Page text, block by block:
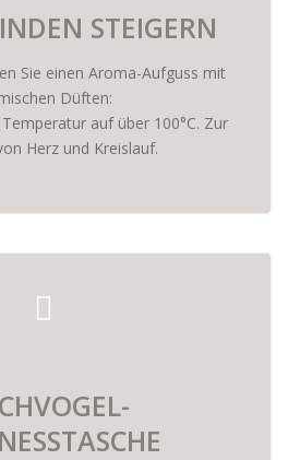
STEIGERN
Sie einen Aroma-Aufguss mit
Düften:
auf über 100°C. Zur
Herz und Kreislauf.